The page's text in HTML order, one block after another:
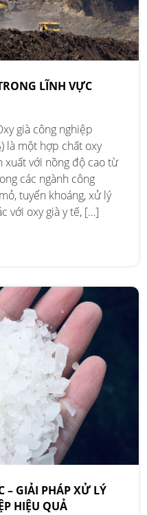
LĨNH VỰC
già công nghiệp
là một hợp chất oxy
xuất với nồng độ cao từ
các ngành công
tuyển khoáng, xử lý
với oxy già y tế, […]
– GIẢI PHÁP XỬ LÝ
HIỆU QUẢ